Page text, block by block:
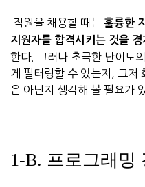
직원을 채용할 때는 훌륭한
지원자를 합격시키는 것을
한다. 그러나 초극한 난이도
게 필터링할 수 있는지, 그저
은 아닌지 생각해 볼 필요가
1-B. 프로그래밍